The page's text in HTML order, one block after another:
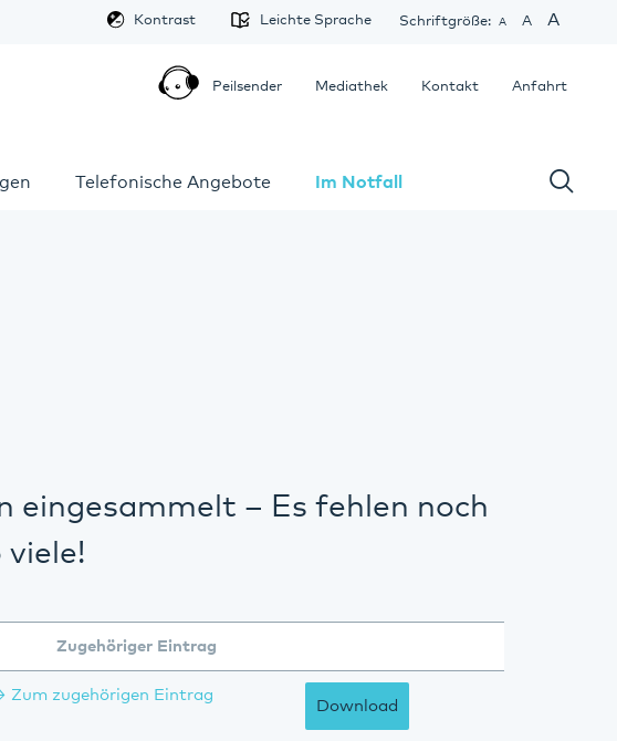
Telefonische Angebote Im Notfall
Schriftgröße: A A A
Leichte Sprache
Kontrast
Anfahrt
Kontakt
Mediathek
Peilsender
eingesammelt – Es fehlen noch
Zugehöriger Eintrag
Zum zugehörigen Eintrag
Download